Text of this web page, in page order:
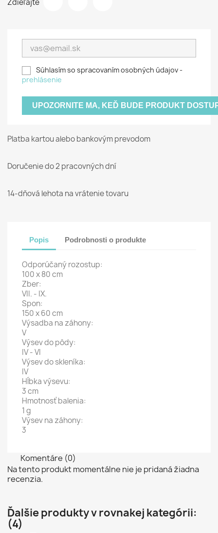
Zdieľajte
Súhlasím so spracovaním osobných údajov -
prehlásenie
UPOZORNITE MA, KEĎ BUDE PRODUKT
Platba kartou alebo bankovým prevodom
Doručenie do 2 pracovných dní
14-dňová lehota na vrátenie tovaru
Popis Podrobnosti o produkte
Odporúčaný rozostup:
100 x 80 cm
Zber:
VII. - IX.
Spon:
150 x 60 cm
Výsadba na záhony:
V
Výsev do pôdy:
IV - VI
Výsev do skleníka:
IV
Hĺbka výsevu:
3 cm
Hmotnosť balenia:
1 g
Výsev na záhony:
3
Komentáre (0)
Na tento produkt momentálne nie je pridaná žiadna
recenzia.
Ďalšie produkty v rovnakej kategórii:
(4)